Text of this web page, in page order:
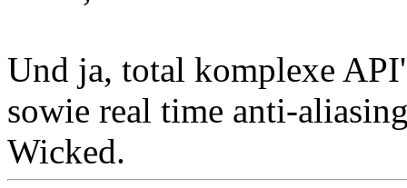
Und ja, total komplexe
sowie real time anti-
Wicked.